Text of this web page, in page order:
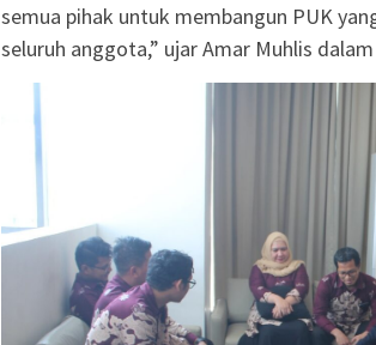
semua pihak untuk membangun PUK
seluruh anggota,” ujar Amar Muhlis